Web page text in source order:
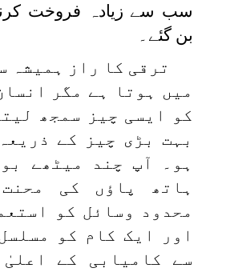
سب سے زیادہ فروخت کرنے
بن گئے۔
ترقی کا راز ہمیشہ
میں ہوتا ہے مگر
کو ایسی چیز سمجھ
بہت بڑی چیز کے
ہو۔ آپ چند میٹھے
ہاتھ پاؤں کی
محدود وسائل کو
اور ایک کام کو
سے کامیابی کے